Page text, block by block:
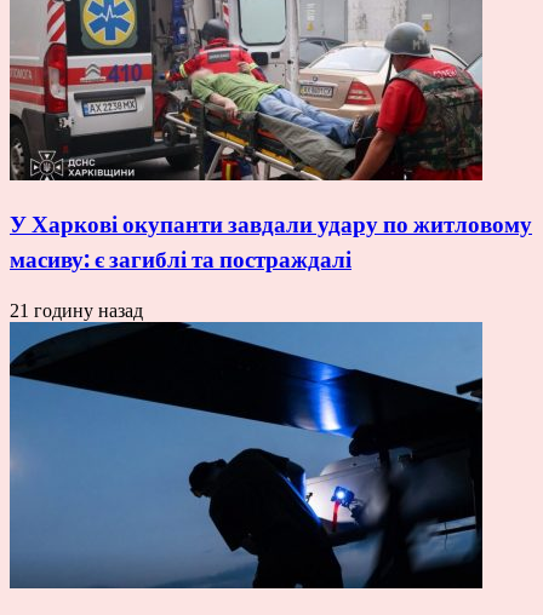
У Харкові окупанти завдали удару по житловому
масиву: є загиблі та постраждалі
21 годину назад